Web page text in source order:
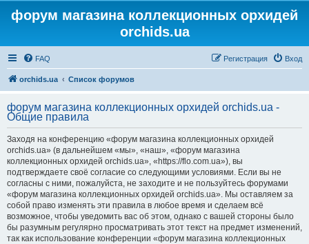
форум магазина коллекционных орхидей
orchids.ua
FAQ Вход
Регистрация
orchids.ua Список форумов
форум магазина коллекционных орхидей orchids.ua -
Общие правила
Заходя на конференцию «форум магазина коллекционных орхидей
orchids.ua» (в дальнейшем «мы», «наш», «форум магазина
коллекционных орхидей orchids.ua», «https://flo.com.ua»), вы
подтверждаете своё согласие со следующими условиями. Если вы не
согласны с ними, пожалуйста, не заходите и не пользуйтесь форумами
«форум магазина коллекционных орхидей orchids.ua». Мы оставляем за
собой право изменять эти правила в любое время и сделаем всё
возможное, чтобы уведомить вас об этом, однако с вашей стороны было
бы разумным регулярно просматривать этот текст на предмет изменений,
так как использование конференции «форум магазина коллекционных